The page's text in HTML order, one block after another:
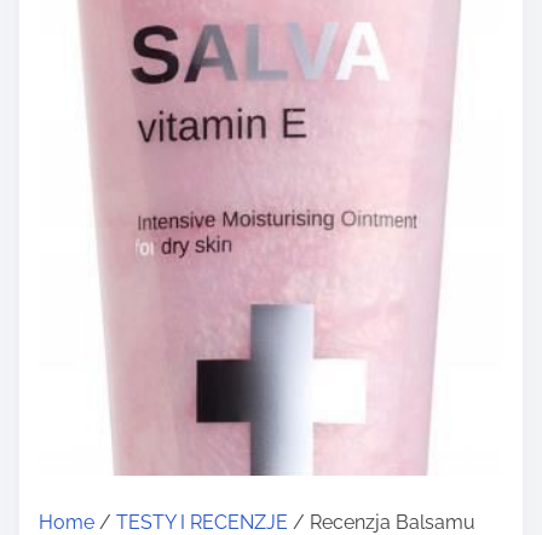
Home / TESTY I RECENZJE / Recenzja Balsamu